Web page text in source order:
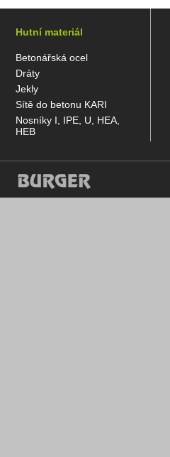
Hutní materiál
Betonářská ocel
Dráty
Jekly
Sítě do betonu KARI
Nosníky I, IPE, U, HEA,
HEB